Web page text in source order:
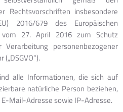
Rechtsvorschriften insbesondere
2016/679 des Europäischen
27. April 2016 zum Schutz
personenbezogener
alle Informationen, die sich auf
natürliche Person beziehen,
Mail-Adresse sowie IP-Adresse.